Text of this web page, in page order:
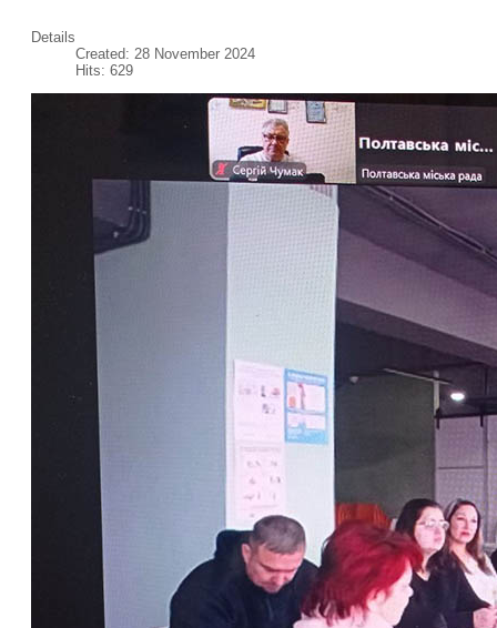
Details
Created: 28 November 2024
Hits: 629